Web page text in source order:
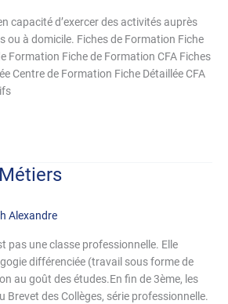
capacité d’exercer des activités auprès
ou à domicile. Fiches de Formation Fiche
Formation Fiche de Formation CFA Fiches
Centre de Formation Fiche Détaillée CFA
Alexandre
pas une classe professionnelle. Elle
différenciée (travail sous forme de
au goût des études.En fin de 3ème, les
Brevet des Collèges, série professionnelle.